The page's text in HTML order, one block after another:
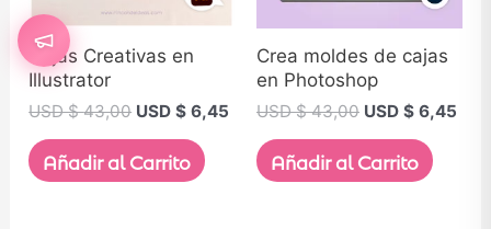
Cajas Creativas en
Illustrator
USD $43,00 USD $6,45
Añadir al Carrito
Crea moldes de cajas
en Photoshop
USD $43,00 USD $ 6,45
Añadir al Carrito